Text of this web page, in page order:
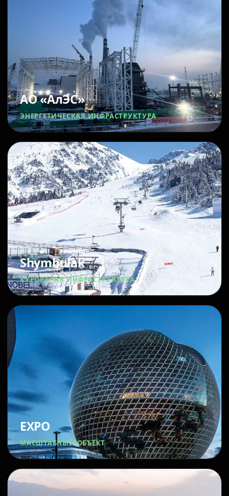
АО «АлЭС»
ЭНЕРГЕТИЧЕСКАЯ ИНФРАСТРУКТУРА
Shymbulak
КУРОРТНАЯ ИНФРАСТРУКТУРА
EXPO
МАСШТАБНЫЙ ОБЪЕКТ